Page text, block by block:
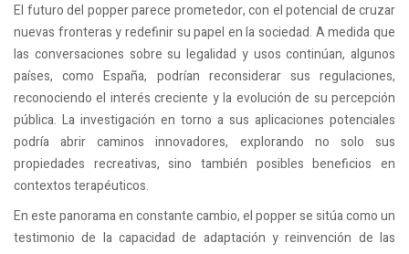
El futuro del popper parece prometedor, con el potencial de cruzar
nuevas fronteras y redefinir su papel en la sociedad. A medida que
las conversaciones sobre su legalidad y usos continúan, algunos
países, como España, podrían reconsiderar sus regulaciones,
reconociendo el interés creciente y la evolución de su percepción
pública. La investigación en torno a sus aplicaciones potenciales
podría abrir caminos innovadores, explorando no solo sus
propiedades recreativas, sino también posibles beneficios en
contextos terapéuticos.
En este panorama en constante cambio, el popper se sitúa como un
testimonio de la capacidad de adaptación y reinvención de las